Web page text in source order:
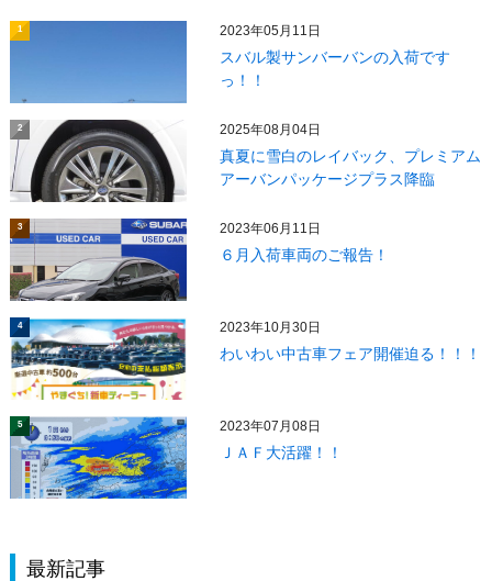
1 2023年05月11日
スバル製サンバーバンの入荷です
っ！！
2 2025年08月04日
真夏に雪白のレイバック、プレミアム
アーバンパッケージプラス降臨
3 2023年06月11日
６月入荷車両のご報告！
4 2023年10月30日
わいわい中古車フェア開催迫る！！！
5 2023年07月08日
ＪＡＦ大活躍！！
最新記事